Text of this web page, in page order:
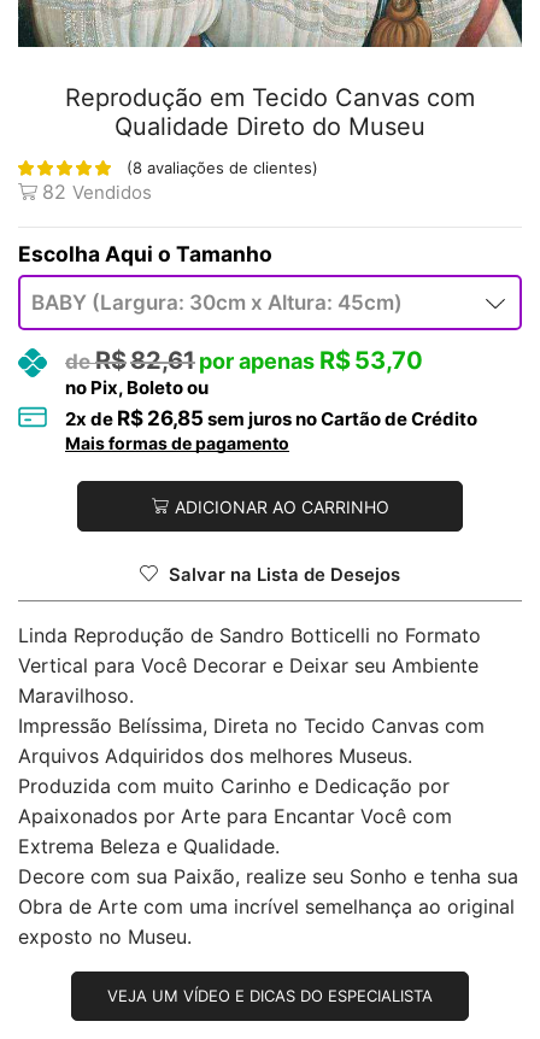
Reprodução em Tecido Canvas com
Qualidade Direto do Museu
(8 avaliações de clientes)
82 Vendidos
Tamanho
R$82,61 R$53,70
no Pix, Boleto ou
2x de R$ 26,85 sem juros no Cartão de Crédito
Mais formas de pagamento
ADICIONAR AO CARRINHO
Salvar na Lista de Desejos
Linda Reprodução de Sandro Botticelli no Formato
Vertical para Você Decorar e Deixar seu Ambiente
Maravilhoso.
Impressão Belíssima, Direta no Tecido Canvas com
Arquivos Adquiridos dos melhores Museus.
Produzida com muito Carinho e Dedicação por
Apaixonados por Arte para Encantar Você com
Extrema Beleza e Qualidade.
Decore com sua Paixão, realize seu Sonho e tenha sua
Obra de Arte com uma incrível semelhança ao original
exposto no Museu.
VEJA UM VÍDEO E DICAS DO ESPECIALISTA